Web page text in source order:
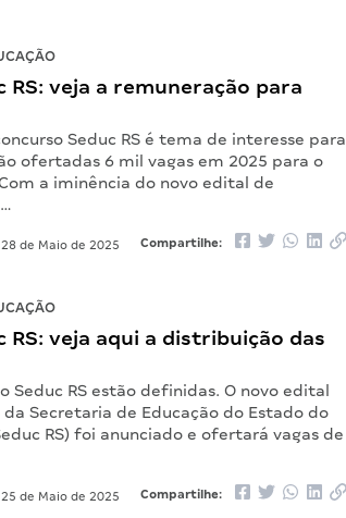
RS: veja a remuneração para
Seduc RS é tema de interesse para
ofertadas 6 mil vagas em 2025 para o
a iminência do novo edital de
28 de Maio de 2025 Compartilhe:
RS: veja aqui a distribuição das
Seduc RS estão definidas. O novo edital
Secretaria de Educação do Estado do
RS) foi anunciado e ofertará vagas de
25 de Maio de 2025 Compartilhe: